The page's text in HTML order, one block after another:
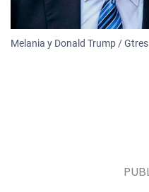
Melania y Donald Trump / Gtres